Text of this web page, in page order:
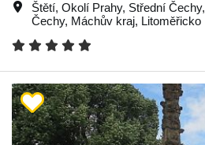
Štětí, Okolí Prahy, Střední Čechy,
Čechy, Máchův kraj, Litoměřicko